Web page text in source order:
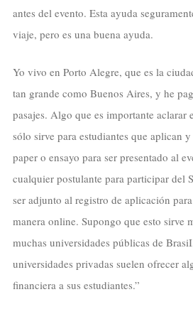
antes del evento. Esta ayuda
viaje, pero es una buena ayuda.
Yo vivo en Porto Alegre, que es la
tan grande como Buenos Aires, y he
pasajes. Algo que es importante aclarar
sólo sirve para estudiantes que aplican
paper o ensayo para ser presentado al
cualquier postulante para participar del
ser adjunto al registro de aplicación
manera online. Supongo que esto sirve
muchas universidades públicas de
universidades privadas suelen ofrecer
financiera a sus estudiantes.”